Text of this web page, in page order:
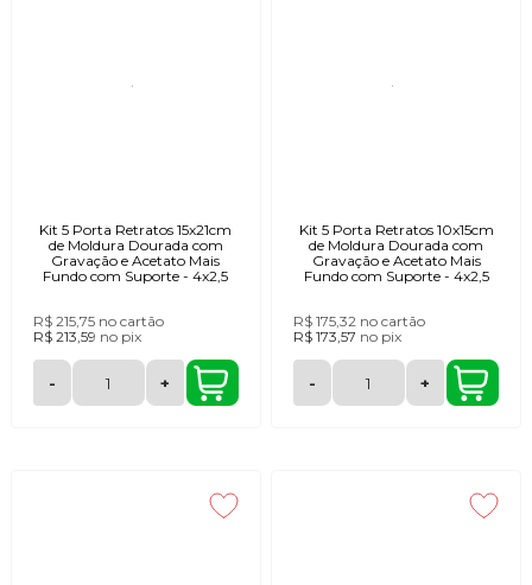
Kit 5 Porta Retratos 15x21cm
de Moldura Dourada com
Gravação e Acetato Mais
Fundo com Suporte - 4x2,5
R$ 215,75 no cartão
R$ 213,59 no pix
- +
Kit 5 Porta Retratos 10x15cm
de Moldura Dourada com
Gravação e Acetato Mais
Fundo com Suporte - 4x2,5
R$ 175,32 no cartão
R$ 173,57 no pix
- +